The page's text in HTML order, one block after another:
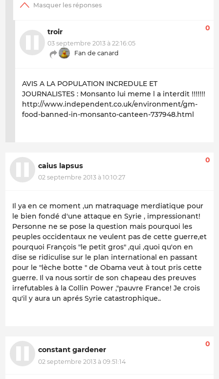
troir
03 septembre 2013 à 22:16:05
Fan de canard
0
AVIS A LA POPULATION INCREDULE ET
JOURNALISTES : Monsanto lui meme l a interdit !!!!!!!
http://www.independent.co.uk/environment/gm-
food-banned-in-monsanto-canteen-737948.html
caius lapsus
02 septembre 2013 à 10:10:27
0
Il ya en ce moment ,un matraquage merdiatique pour
le bien fondé d'une attaque en Syrie , impressionant!
Personne ne se pose la question mais pourquoi les
peuples occidentaux ne veulent pas de cette guerre,et
pourquoi François "le petit gros" ,qui ,quoi qu'on en
dise se ridiculise sur le plan international en passant
pour le "lèche botte " de Obama veut à tout pris cette
guerre. Il va nous sortir de son chapeau des preuves
irrefutables à la Collin Power ,"pauvre France! Je crois
qu'il y aura un aprés Syrie catastrophique..
constant gardener
02 septembre 2013 à 09:51:14
0